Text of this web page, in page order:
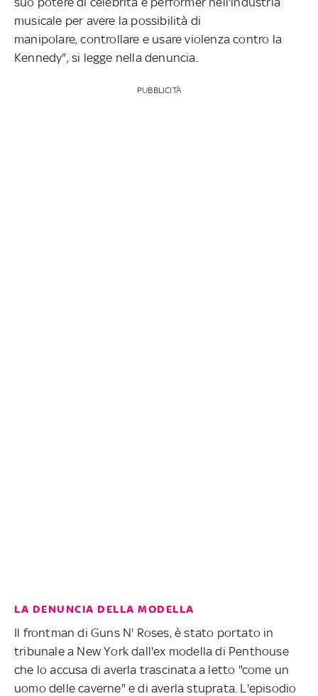
musicale per avere la possibilità di
manipolare, controllare e usare violenza contro la
Kennedy", si legge nella denuncia.
PUBBLICITÀ
LA DENUNCIA DELLA MODELLA
Il frontman di Guns N' Roses, è stato portato in
tribunale a New York dall'ex modella di Penthouse
che lo accusa di averla trascinata a letto "come un
uomo delle caverne" e di averla stuprata. L'episodio